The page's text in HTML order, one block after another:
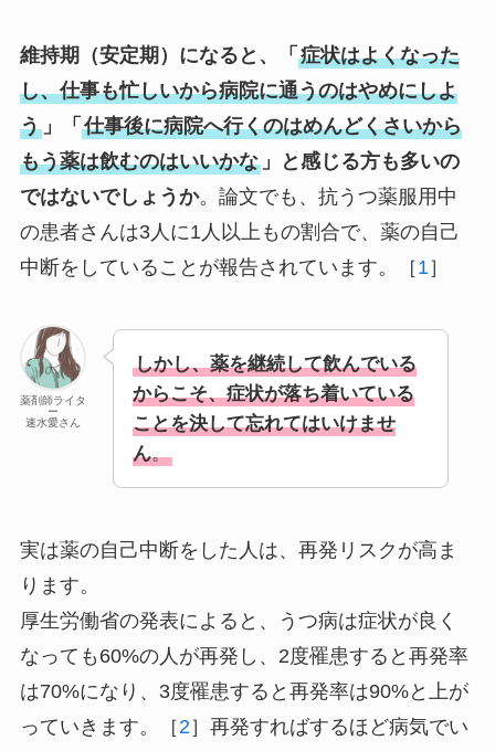
維持期（安定期）になると、「 症状はよくなった
し、仕事も忙しいから病院に通うのはやめにしよ
う」「 仕事後に病院へ行くのはめんどくさいから
もう薬は飲むのはいいかな」と感じる方も多いの
ではないでしょうか。論文でも、抗うつ薬服用中
の患者さんは3人に1人以上もの割合で、薬の自己
中断をしていることが報告されています。［1］
薬剤師ライタ
ー
速水愛さん
しかし、薬を継続して飲んでいる
からこそ、症状が落ち着いている
ことを決して忘れてはいけませ
ん。
実は薬の自己中断をした人は、再発リスクが高ま
ります。
厚生労働省の発表によると、うつ病は症状が良く
なっても60%の人が再発し、2度罹患すると再発率
は70%になり、3度罹患すると再発率は90%と上が
っていきます。［2］再発すればするほど病気でい